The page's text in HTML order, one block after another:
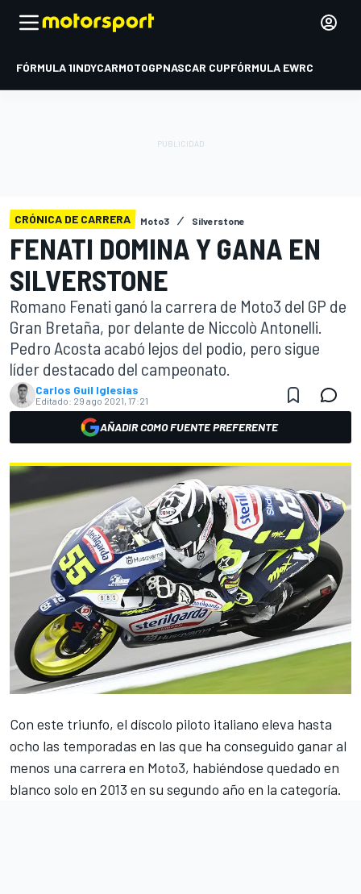
FÓRMULA 1INDYCARMOTOGPNASCAR CUPFÓRMULA EWRC
CRÓNICA DE CARRERA Moto3 Silverstone
FENATI DOMINA Y GANA EN
SILVERSTONE
Romano Fenati ganó la carrera de Moto3 del GP de
Gran Bretaña, por delante de Niccolò Antonelli.
Pedro Acosta acabó lejos del podio, pero sigue
líder destacado del campeonato.
Carlos Guil Iglesias
Editado: 29 ago 2021, 17:21
AÑADIR COMO FUENTE PREFERENTE
Con este triunfo, el díscolo piloto italiano eleva hasta
ocho las temporadas en las que ha conseguido ganar al
menos una carrera en Moto3, habiéndose quedado en
blanco solo en 2013 en su segundo año en la categoría.